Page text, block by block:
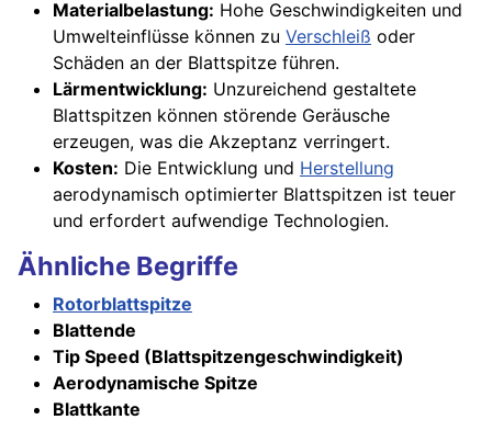
Materialbelastung: Hohe Geschwindigkeiten und
Umwelteinflüsse können zu Verschleiß oder
Schäden an der Blattspitze führen.
Lärmentwicklung: Unzureichend gestaltete
Blattspitzen können störende Geräusche
erzeugen, was die Akzeptanz verringert.
Kosten: Die Entwicklung und Herstellung
aerodynamisch optimierter Blattspitzen ist teuer
und erfordert aufwendige Technologien.
Ähnliche Begriffe
Rotorblattspitze
Blattende
Tip Speed (Blattspitzengeschwindigkeit)
Aerodynamische Spitze
Blattkante